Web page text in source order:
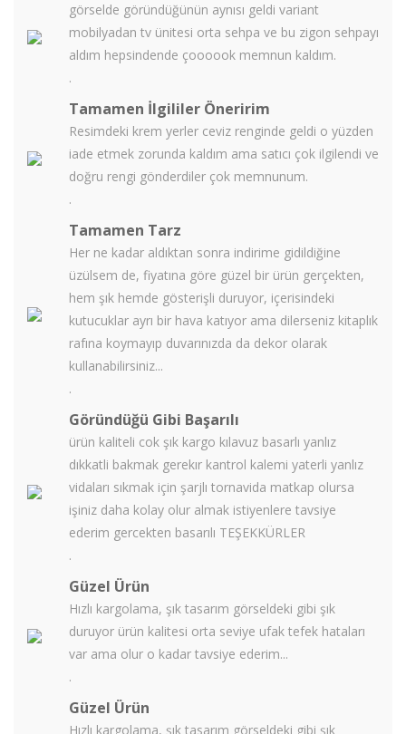
görselde göründüğünün aynısı geldi variant
mobilyadan tv ünitesi orta sehpa ve bu zigon sehpayı
aldım hepsindende çoooook memnun kaldım.
.
Tamamen İlgililer Öneririm
Resimdeki krem yerler ceviz renginde geldi o yüzden
iade etmek zorunda kaldım ama satıcı çok ilgilendi ve
doğru rengi gönderdiler çok memnunum.
.
Tamamen Tarz
Her ne kadar aldıktan sonra indirime gidildiğine
üzülsem de, fiyatına göre güzel bir ürün gerçekten,
hem şık hemde gösterişli duruyor, içerisindeki
kutucuklar ayrı bir hava katıyor ama dilerseniz kitaplık
rafına koymayıp duvarınızda da dekor olarak
kullanabilirsiniz...
.
Göründüğü Gibi Başarılı
ürün kaliteli cok şık kargo kılavuz basarlı yanlız
dıkkatli bakmak gerekır kantrol kalemi yaterli yanlız
vidaları sıkmak için şarjlı tornavida matkap olursa
işiniz daha kolay olur almak istiyenlere tavsiye
ederim gercekten basarılı TEŞEKKÜRLER
.
Güzel Ürün
Hızlı kargolama, şık tasarım görseldeki gibi şık
duruyor ürün kalitesi orta seviye ufak tefek hataları
var ama olur o kadar tavsiye ederim...
.
Güzel Ürün
Hızlı kargolama, şık tasarım görseldeki gibi şık